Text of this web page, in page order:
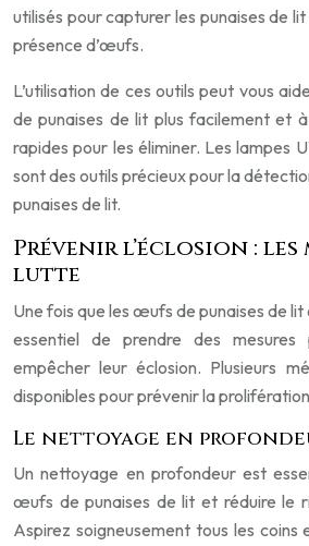
utilisés pour capturer les punaises de
présence d’œufs.
L’utilisation de ces outils peut vous
de punaises de lit plus facilement et
rapides pour les éliminer. Les lampes
sont des outils précieux pour la
punaises de lit.
Prévenir l’éclosion : les
lutte
Une fois que les œufs de punaises de
essentiel de prendre des
empêcher leur éclosion. Plusieurs
disponibles pour prévenir la
Le nettoyage en
Un nettoyage en profondeur est
œufs de punaises de lit et réduire le
Aspirez soigneusement tous les coins